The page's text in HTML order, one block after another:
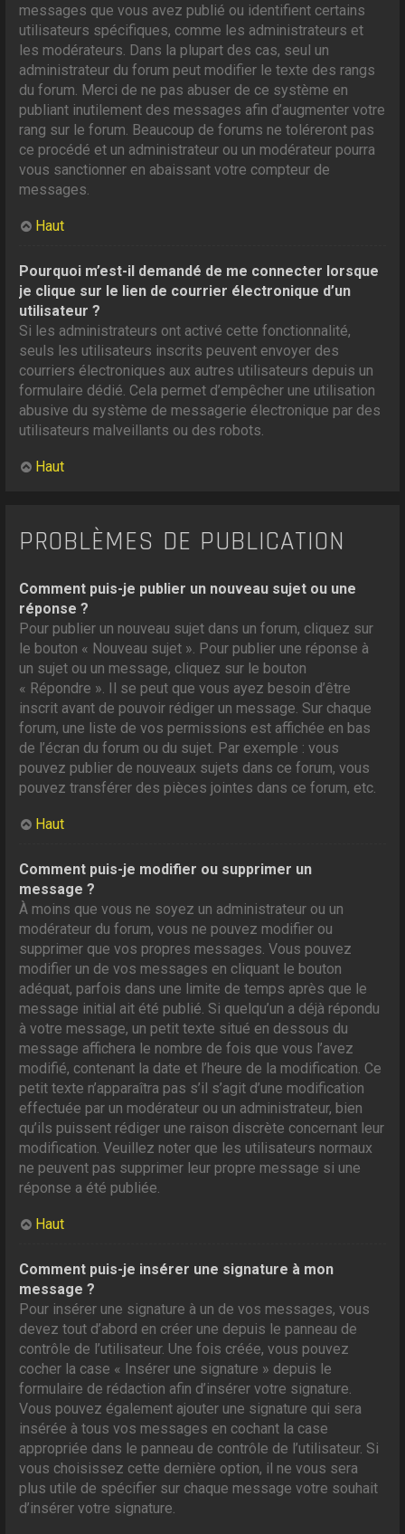
messages que vous avez publié ou identifient certains
utilisateurs spécifiques, comme les administrateurs et
les modérateurs. Dans la plupart des cas, seul un
administrateur du forum peut modifier le texte des rangs
du forum. Merci de ne pas abuser de ce système en
publiant inutilement des messages afin d’augmenter votre
rang sur le forum. Beaucoup de forums ne toléreront pas
ce procédé et un administrateur ou un modérateur pourra
vous sanctionner en abaissant votre compteur de
messages.
Haut
Pourquoi m’est-il demandé de me connecter lorsque
je clique sur le lien de courrier électronique d’un
utilisateur ?
Si les administrateurs ont activé cette fonctionnalité,
seuls les utilisateurs inscrits peuvent envoyer des
courriers électroniques aux autres utilisateurs depuis un
formulaire dédié. Cela permet d’empêcher une utilisation
abusive du système de messagerie électronique par des
utilisateurs malveillants ou des robots.
Haut
PROBLÈMES DE PUBLICATION
Comment puis-je publier un nouveau sujet ou une
réponse ?
Pour publier un nouveau sujet dans un forum, cliquez sur
le bouton « Nouveau sujet ». Pour publier une réponse à
un sujet ou un message, cliquez sur le bouton
« Répondre ». Il se peut que vous ayez besoin d’être
inscrit avant de pouvoir rédiger un message. Sur chaque
forum, une liste de vos permissions est affichée en bas
de l’écran du forum ou du sujet. Par exemple : vous
pouvez publier de nouveaux sujets dans ce forum, vous
pouvez transférer des pièces jointes dans ce forum, etc.
Haut
Comment puis-je modifier ou supprimer un
message ?
À moins que vous ne soyez un administrateur ou un
modérateur du forum, vous ne pouvez modifier ou
supprimer que vos propres messages. Vous pouvez
modifier un de vos messages en cliquant le bouton
adéquat, parfois dans une limite de temps après que le
message initial ait été publié. Si quelqu’un a déjà répondu
à votre message, un petit texte situé en dessous du
message affichera le nombre de fois que vous l’avez
modifié, contenant la date et l’heure de la modification. Ce
petit texte n’apparaîtra pas s’il s’agit d’une modification
effectuée par un modérateur ou un administrateur, bien
qu’ils puissent rédiger une raison discrète concernant leur
modification. Veuillez noter que les utilisateurs normaux
ne peuvent pas supprimer leur propre message si une
réponse a été publiée.
Haut
Comment puis-je insérer une signature à mon
message ?
Pour insérer une signature à un de vos messages, vous
devez tout d’abord en créer une depuis le panneau de
contrôle de l’utilisateur. Une fois créée, vous pouvez
cocher la case « Insérer une signature » depuis le
formulaire de rédaction afin d’insérer votre signature.
Vous pouvez également ajouter une signature qui sera
insérée à tous vos messages en cochant la case
appropriée dans le panneau de contrôle de l’utilisateur. Si
vous choisissez cette dernière option, il ne vous sera
plus utile de spécifier sur chaque message votre souhait
d’insérer votre signature.